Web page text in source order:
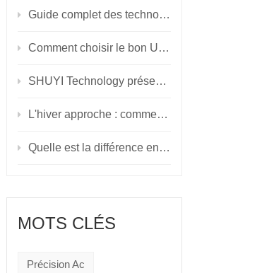
Guide complet des technologies UPS&nbsp;: choisir la bonne solution de sauvegarde d'alimentation
Comment choisir le bon UPS : une comparaison détaillée des modèles en ligne, interactifs en ligne et hors ligne
SHUYI Technology présente des solutions innovantes au Caire ICT'24, conduisant l'avenir de la numérisation
L'hiver approche : comment gérer la température et l'humidité du centre de données tout au long de l'année
Quelle est la différence entre un onduleur modulaire et un onduleur normal ?
MOTS CLÉS
Précision Ac